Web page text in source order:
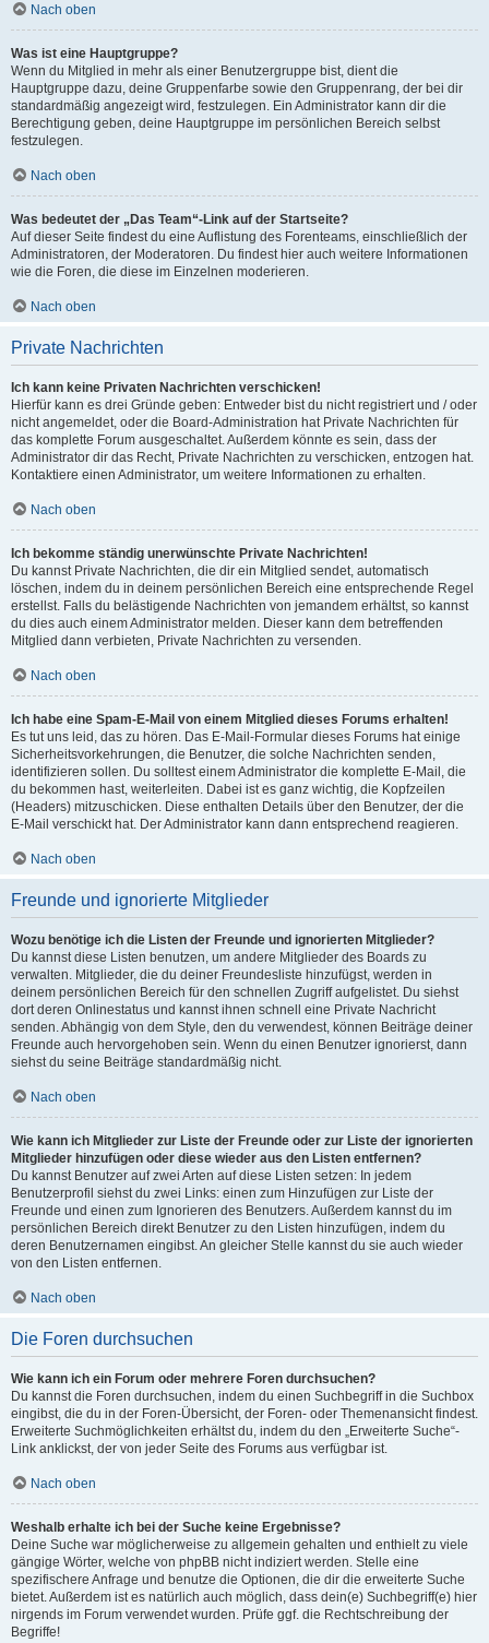
Nach oben
Was ist eine Hauptgruppe?
Wenn du Mitglied in mehr als einer Benutzergruppe bist, dient die
Hauptgruppe dazu, deine Gruppenfarbe sowie den Gruppenrang, der bei dir
standardmäßig angezeigt wird, festzulegen. Ein Administrator kann dir die
Berechtigung geben, deine Hauptgruppe im persönlichen Bereich selbst
festzulegen.
Nach oben
Was bedeutet der „Das Team“-Link auf der Startseite?
Auf dieser Seite findest du eine Auflistung des Forenteams, einschließlich der
Administratoren, der Moderatoren. Du findest hier auch weitere Informationen
wie die Foren, die diese im Einzelnen moderieren.
Nach oben
Private Nachrichten
Ich kann keine Privaten Nachrichten verschicken!
Hierfür kann es drei Gründe geben: Entweder bist du nicht registriert und / oder
nicht angemeldet, oder die Board-Administration hat Private Nachrichten für
das komplette Forum ausgeschaltet. Außerdem könnte es sein, dass der
Administrator dir das Recht, Private Nachrichten zu verschicken, entzogen hat.
Kontaktiere einen Administrator, um weitere Informationen zu erhalten.
Nach oben
Ich bekomme ständig unerwünschte Private Nachrichten!
Du kannst Private Nachrichten, die dir ein Mitglied sendet, automatisch
löschen, indem du in deinem persönlichen Bereich eine entsprechende Regel
erstellst. Falls du belästigende Nachrichten von jemandem erhältst, so kannst
du dies auch einem Administrator melden. Dieser kann dem betreffenden
Mitglied dann verbieten, Private Nachrichten zu versenden.
Nach oben
Ich habe eine Spam-E-Mail von einem Mitglied dieses Forums erhalten!
Es tut uns leid, das zu hören. Das E-Mail-Formular dieses Forums hat einige
Sicherheitsvorkehrungen, die Benutzer, die solche Nachrichten senden,
identifizieren sollen. Du solltest einem Administrator die komplette E-Mail, die
du bekommen hast, weiterleiten. Dabei ist es ganz wichtig, die Kopfzeilen
(Headers) mitzuschicken. Diese enthalten Details über den Benutzer, der die
E-Mail verschickt hat. Der Administrator kann dann entsprechend reagieren.
Nach oben
Freunde und ignorierte Mitglieder
Wozu benötige ich die Listen der Freunde und ignorierten Mitglieder?
Du kannst diese Listen benutzen, um andere Mitglieder des Boards zu
verwalten. Mitglieder, die du deiner Freundesliste hinzufügst, werden in
deinem persönlichen Bereich für den schnellen Zugriff aufgelistet. Du siehst
dort deren Onlinestatus und kannst ihnen schnell eine Private Nachricht
senden. Abhängig von dem Style, den du verwendest, können Beiträge deiner
Freunde auch hervorgehoben sein. Wenn du einen Benutzer ignorierst, dann
siehst du seine Beiträge standardmäßig nicht.
Nach oben
Wie kann ich Mitglieder zur Liste der Freunde oder zur Liste der ignorierten
Mitglieder hinzufügen oder diese wieder aus den Listen entfernen?
Du kannst Benutzer auf zwei Arten auf diese Listen setzen: In jedem
Benutzerprofil siehst du zwei Links: einen zum Hinzufügen zur Liste der
Freunde und einen zum Ignorieren des Benutzers. Außerdem kannst du im
persönlichen Bereich direkt Benutzer zu den Listen hinzufügen, indem du
deren Benutzernamen eingibst. An gleicher Stelle kannst du sie auch wieder
von den Listen entfernen.
Nach oben
Die Foren durchsuchen
Wie kann ich ein Forum oder mehrere Foren durchsuchen?
Du kannst die Foren durchsuchen, indem du einen Suchbegriff in die Suchbox
eingibst, die du in der Foren-Übersicht, der Foren- oder Themenansicht findest.
Erweiterte Suchmöglichkeiten erhältst du, indem du den „Erweiterte Suche“-
Link anklickst, der von jeder Seite des Forums aus verfügbar ist.
Nach oben
Weshalb erhalte ich bei der Suche keine Ergebnisse?
Deine Suche war möglicherweise zu allgemein gehalten und enthielt zu viele
gängige Wörter, welche von phpBB nicht indiziert werden. Stelle eine
spezifischere Anfrage und benutze die Optionen, die dir die erweiterte Suche
bietet. Außerdem ist es natürlich auch möglich, dass dein(e) Suchbegriff(e) hier
nirgends im Forum verwendet wurden. Prüfe ggf. die Rechtschreibung der
Begriffe!